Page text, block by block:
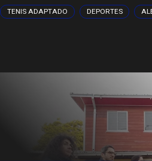
TENIS ADAPTADO DEPORTES